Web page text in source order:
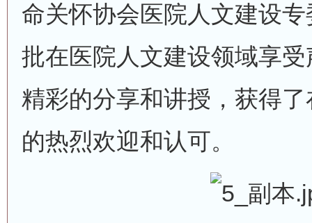
命关怀协会医院人文建设
批在医院人文建设领域享
精彩的分享和讲授，获得
的热烈欢迎和认可。